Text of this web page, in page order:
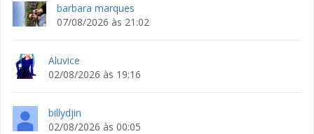
barbara marques
07/08/2026 às 21:02
Aluvice
02/08/2026 às 19:16
billydjin
02/08/2026 às 00:05